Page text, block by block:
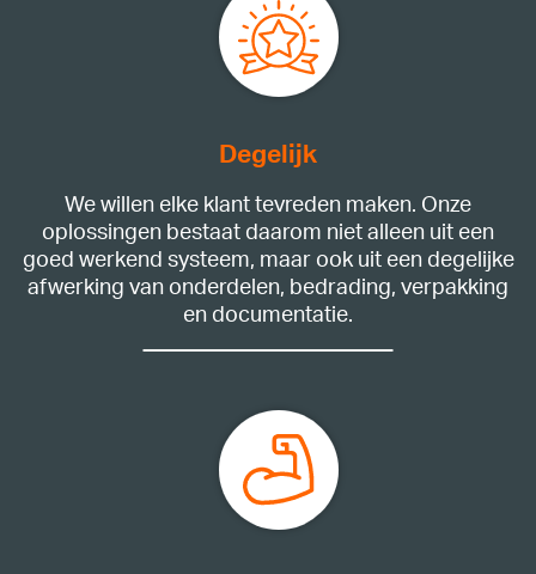
Degelijk
We willen elke klant tevreden maken. Onze
oplossingen bestaat daarom niet alleen uit een
goed werkend systeem, maar ook uit een degelijke
afwerking van onderdelen, bedrading, verpakking
en documentatie.